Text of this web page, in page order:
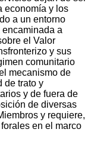
economía y los
a un entorno
a
el Valor
y sus
comunitario
mecanismo de
de trato y
y de fuera de
de diversas
y requiere,
en el marco